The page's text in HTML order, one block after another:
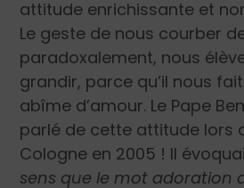
attitude enrichissante et
Le geste de nous courber
paradoxalement, nous
grandir, parce qu’il nous
abîme d’amour. Le Pape
parlé de cette attitude lors
Cologne en 2005 ! Il
sens que le mot adoration